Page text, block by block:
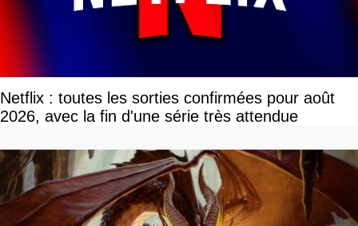
Netflix : toutes les sorties confirmées pour août
2026, avec la fin d'une série très attendue